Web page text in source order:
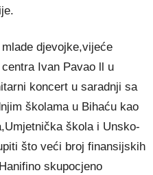
djevojke,vijeće
Ivan Pavao ll u
koncert u saradnji sa
školama u Bihaću kao
škola i Unsko-
što veći broj finansijskih
skupocjeno